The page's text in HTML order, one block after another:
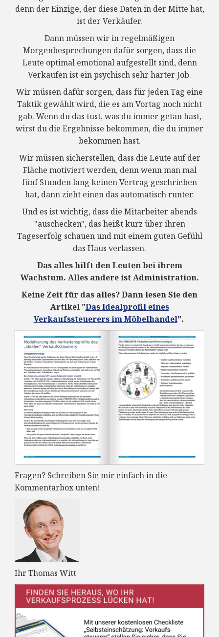
denn der Einzige, der diese Daten in der Mitte hat,
ist der Verkäufer.
Dann müssen wir in regelmäßigen
Morgenbesprechungen dafür sorgen, dass die
Leute optimal emotional aufgestellt sind, denn
Verkaufen ist ein psychisch sehr harter Job.
Wir müssen dafür sorgen, dass für jeden Tag eine
Taktik gewählt wird, die es am Vortag noch nicht
gab. Wenn du das tust, was du immer getan hast,
wirst du die Ergebnisse bekommen, die du immer
bekommen hast.
Wir müssen sicherstellen, dass die Leute auf der
Fläche motiviert werden, denn wenn man mal
fünf Stunden lang keinen Vertrag geschrieben
hat, dann zieht einen das automatisch runter.
Und es ist wichtig, dass die Mitarbeiter abends
"auschecken", das heißt kurz über ihren
Tageserfolg schauen und mit einem guten Gefühl
das Haus verlassen.
Das alles hilft den Leuten bei ihrem
Wachstum. Alles andere ist Administration.
Keine Zeit für das alles? Dann lesen Sie den
Artikel "Das Idealprofil eines
Verkaufssteuerers im Möbelhandel".
Fragen? Schreiben Sie mir einfach in die
Kommentarbox unten!
Ihr Thomas Witt